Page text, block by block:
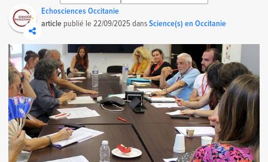
Echosciences Occitanie
article publié le22/09/2025dansScience(s) en Occitanie